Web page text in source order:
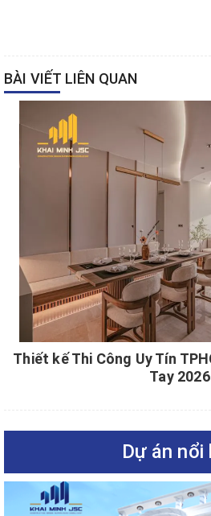
BÀI VIẾT LIÊN QUAN
Thiết kế Thi Công Uy Tín
Tay 2026
Dự án nổi